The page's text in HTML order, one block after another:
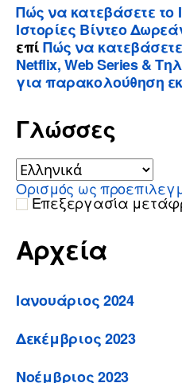
Πώς να κατεβάσετε το
Ιστορίες Βίντεο
επίΠώς να
Netflix, Web Series &
για παρακολούθηση
Γλώσσες
Ορισμός ως
Επεξεργασία
Αρχεία
Ιανουάριος 2024
Δεκέμβριος 2023
Νοέμβριος 2023